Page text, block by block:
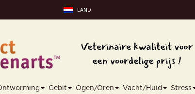
LAND
Gebit Ogen/Oren Vacht/Huid Stress